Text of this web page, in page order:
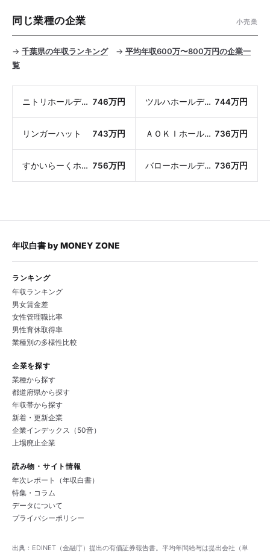
同じ業種の企業 小売業
→ 千葉県の年収ランキング→ 平均年収600万〜800万円の企業一
覧
ニトリホールディングス 746万円 ツルハホールディングス 744万円
リンガーハット 743万円 ＡＯＫＩホールディングス 736万円
すかいらーくホールディングス 756万円 バローホールディングス 736万円
年収白書byMONEY ZONE
ランキング
年収ランキング
男女賃金差
女性管理職比率
男性育休取得率
業種別の多様性比較
企業を探す
業種から探す
都道府県から探す
年収帯から探す
新着・更新企業
企業インデックス（50音）
上場廃止企業
読み物・サイト情報
年次レポート（年収白書）
特集・コラム
データについて
プライバシーポリシー
出典：EDINET（金融庁）提出の有価証券報告書。平均年間給与は提出会社（単